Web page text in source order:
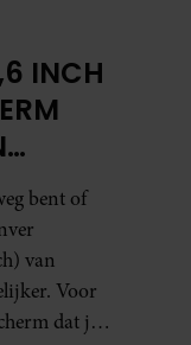
INCH
bent of
van
Voor
dat je